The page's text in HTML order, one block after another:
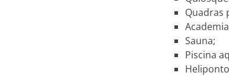
Quadras
Sauna;
Piscina